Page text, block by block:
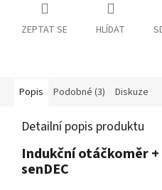
ZEPTAT SE HLÍDAT
Popis Podobné (3) Diskuze
Detailní popis produktu
Indukční otáčkoměr
senDEC